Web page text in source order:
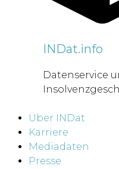
INDat.info
Datenservice
Über INDat
Karriere
Mediadaten
Presse